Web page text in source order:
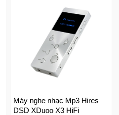
Máy nghe nhạc Mp3 Hires
DSD XDuoo X3 HiFi